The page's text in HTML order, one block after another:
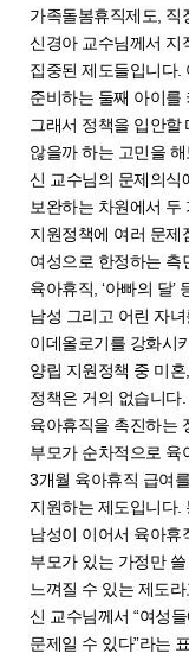
가족돌봄휴직제도, 직
신경아 교수님께서 지
집중된 제도들입니다.
준비하는 둘째 아이를
그래서 정책을 입안할
않을까 하는 고민을 해
신 교수님의 문제의식
보완하는 차원에서 두
지원정책에 여러 문제
여성으로 한정하는 측
육아휴직, ‘아빠의 달
남성 그리고 어린 자
이데올로기를 강화시
양립 지원정책 중 미
정책은 거의 없습니다.
육아휴직을 촉진하는
부모가 순차적으로 육
3개월 육아휴직 급여
지원하는 제도입니다.
남성이 이어서 육아휴
부모가 있는 가정만
느껴질 수 있는 제도
신 교수님께서 “여성
문제일 수 있다”라는